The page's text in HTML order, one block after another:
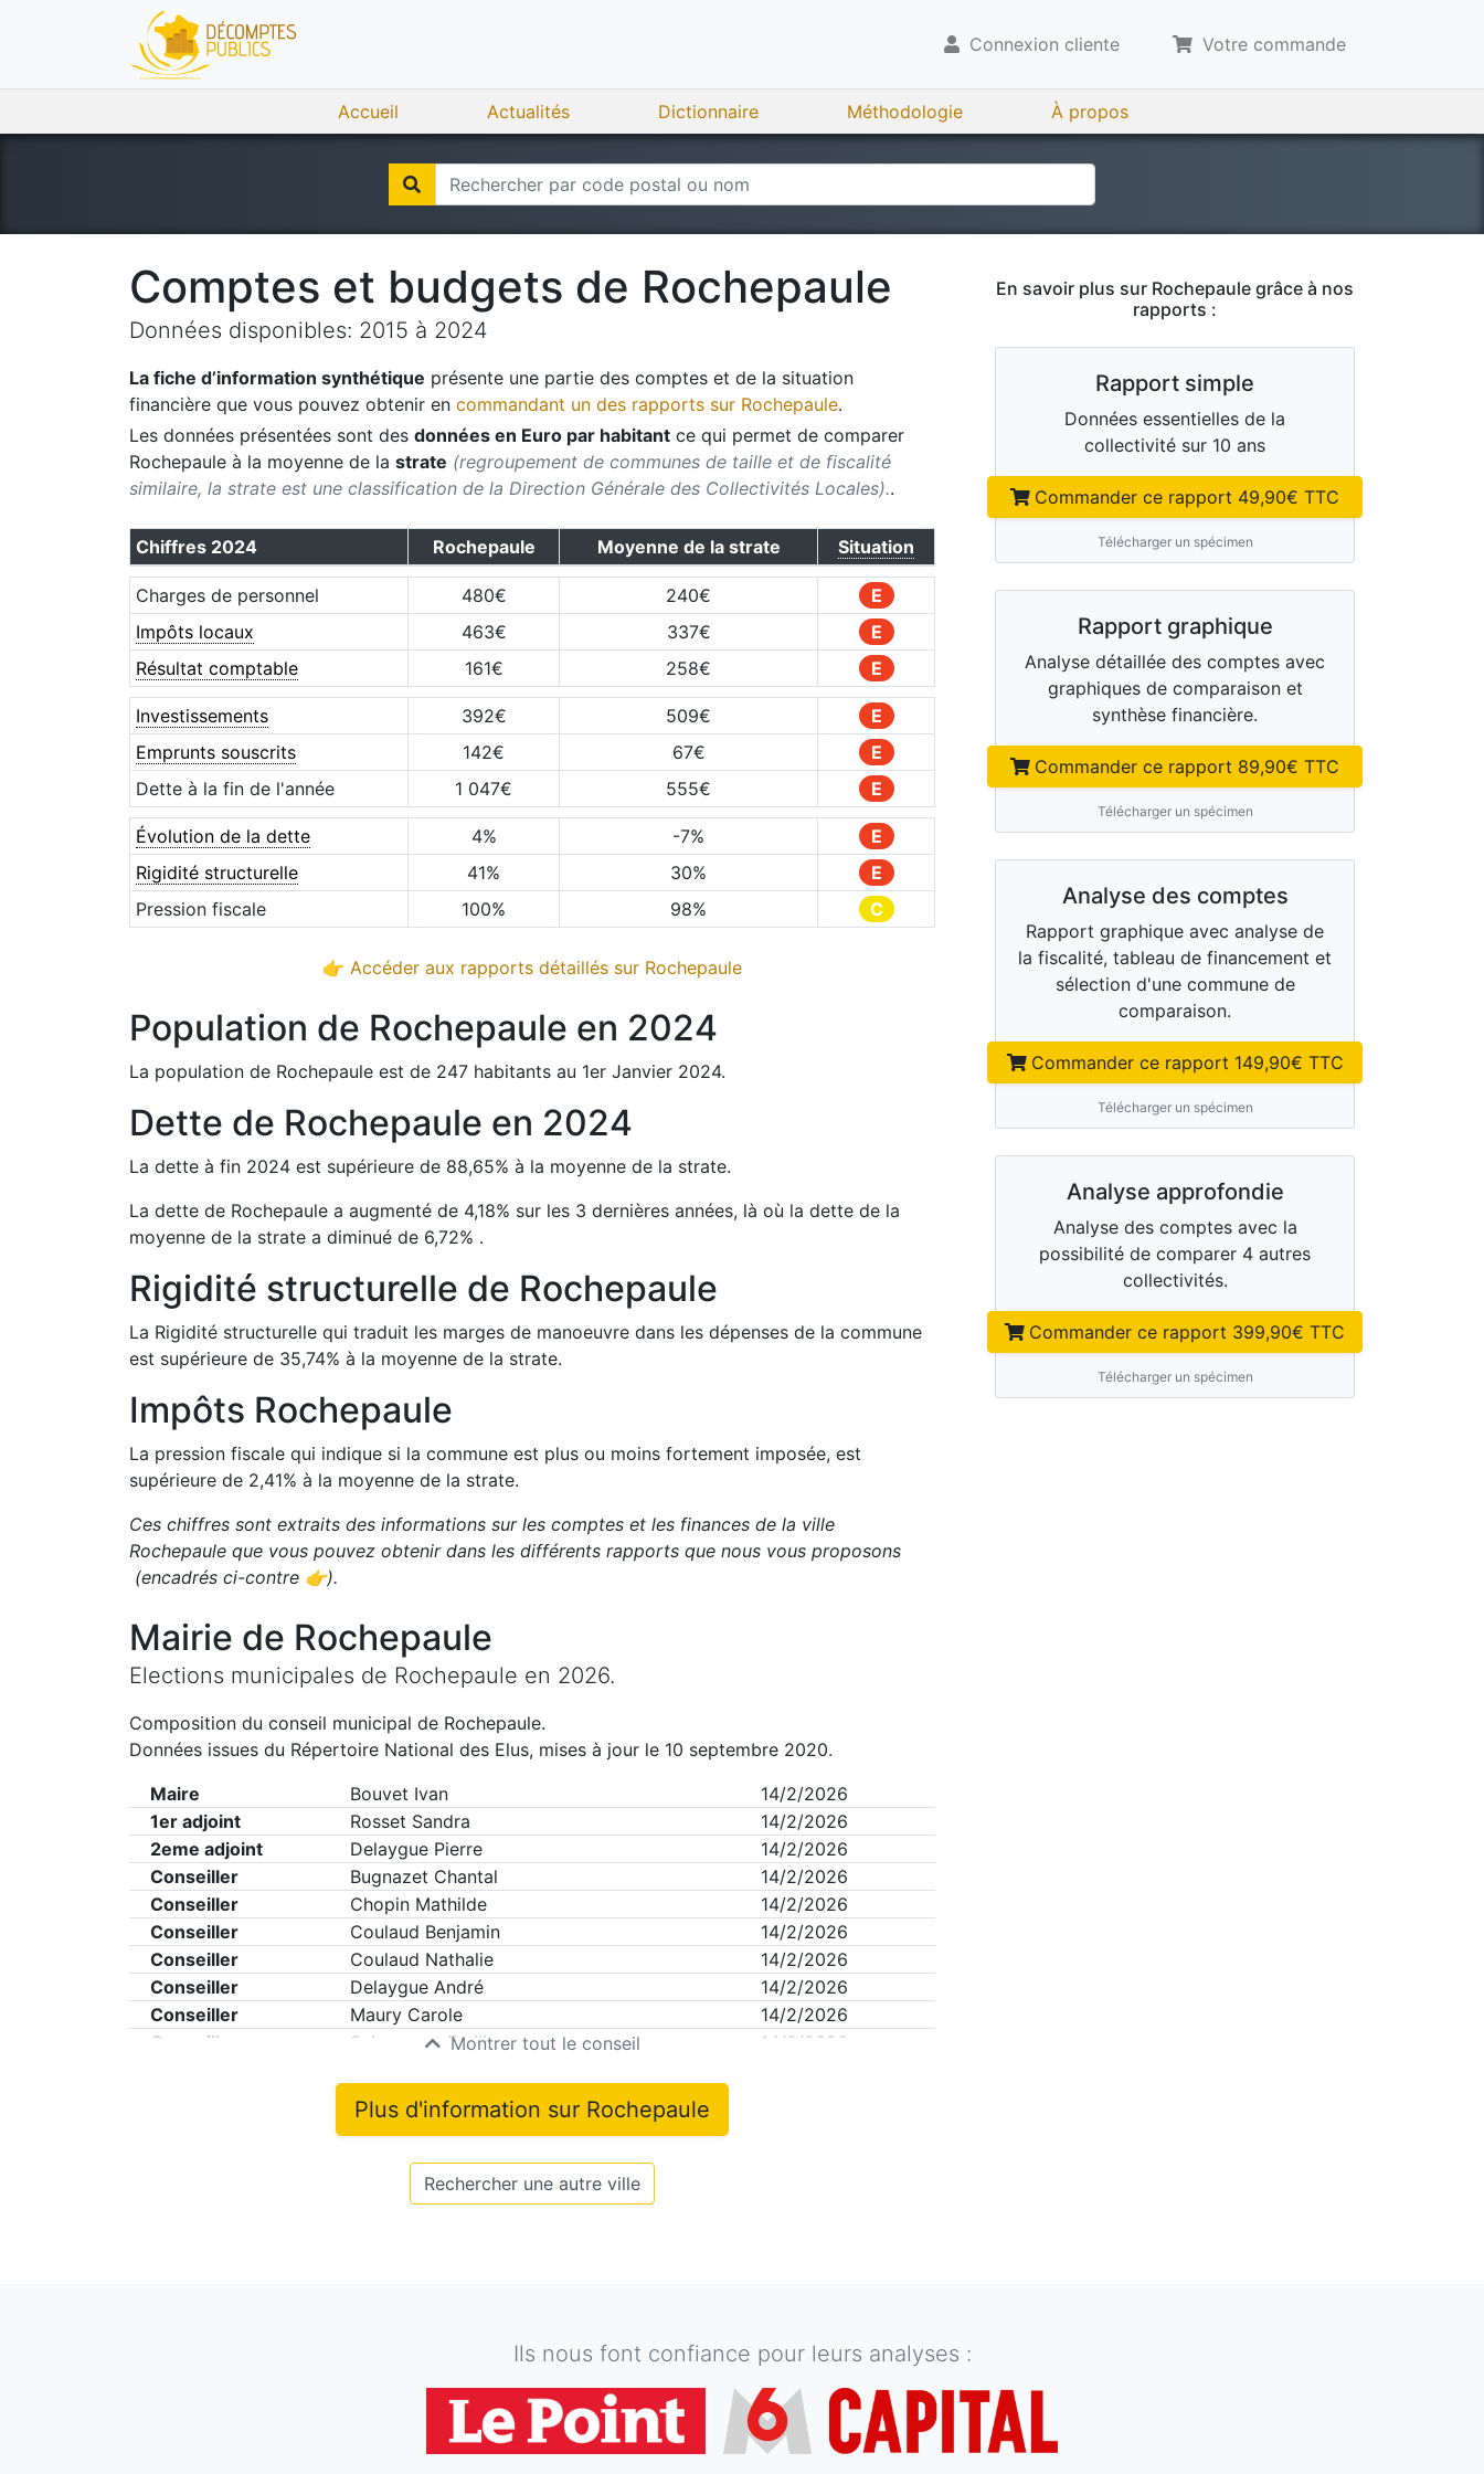
Connexion cliente Votre commande
Accueil Actualités Dictionnaire Méthodologie À propos
Comptes et budgets de Rochepaule
Données disponibles: 2015 à 2024
La fiche d’information synthétique présente une partie des comptes et de la situation
financière que vous pouvez obtenir en commandant un des rapports sur Rochepaule.
Les données présentées sont des données en Euro par habitant ce qui permet de comparer
Rochepaule à la moyenne de la strate (regroupement de communes de taille et de fiscalité
similaire, la strate est une classification de la Direction Générale des Collectivités Locales)..
Chiffres 2024 Rochepaule Moyenne de la strate Situation
Charges de personnel 480€ 240€
E
Impôts locaux
463€ 337€
E
Résultat comptable
161€ 258€ E
Investissements 392€ 509€
E
Emprunts souscrits
142€ 67€
E
Dette à la fin de l'année
1 047€ 555€ E
Évolution de la dette 4% -7%
E
Rigidité structurelle
41% 30%
E
Pression fiscale
100% 98% C
👉 Accéder aux rapports détaillés sur Rochepaule
Population de Rochepaule en 2024
La population de Rochepaule est de 247 habitants au 1er Janvier 2024.
Dette de Rochepaule en 2024
La dette à fin 2024 est supérieure de 88,65% à la moyenne de la strate.
La dette de Rochepaule a augmenté de 4,18% sur les 3 dernières années, là où la dette de la
moyenne de la strate a diminué de 6,72% .
Rigidité structurelle de Rochepaule
La Rigidité structurelle qui traduit les marges de manoeuvre dans les dépenses de la commune
est supérieure de 35,74% à la moyenne de la strate.
Impôts Rochepaule
La pression fiscale qui indique si la commune est plus ou moins fortement imposée, est
supérieure de 2,41% à la moyenne de la strate.
Ces chiffres sont extraits des informations sur les comptes et les finances de la ville
Rochepaule que vous pouvez obtenir dans les différents rapports que nous vous proposons
(encadrés ci-contre 👉).
Mairie de Rochepaule
Elections municipales de Rochepaule en 2026.
Composition du conseil municipal de Rochepaule.
Données issues du Répertoire National des Elus, mises à jour le 10 septembre 2020.
Maire
Bouvet Ivan
14/2/2026
1er adjoint
Rosset Sandra
14/2/2026
2eme adjoint
Delaygue Pierre
14/2/2026
Conseiller
Bugnazet Chantal
14/2/2026
Conseiller
Chopin Mathilde
14/2/2026
Conseiller
Coulaud Benjamin
14/2/2026
Conseiller
Coulaud Nathalie
14/2/2026
Conseiller
Delaygue André
14/2/2026
Conseiller
Maury Carole
14/2/2026
Conseiller
Seignovert Emilie 14/2/2026
Montrer tout le conseil
Plus d'information sur Rochepaule
Rechercher une autre ville
En savoir plus sur Rochepaule grâce à nos
rapports :
Rapport simple
Données essentielles de la
collectivité sur 10 ans
Commander ce rapport 49,90€ TTC
Télécharger un spécimen
Rapport graphique
Analyse détaillée des comptes avec
graphiques de comparaison et
synthèse financière.
Commander ce rapport 89,90€ TTC
Télécharger un spécimen
Analyse des comptes
Rapport graphique avec analyse de
la fiscalité, tableau de financement et
sélection d'une commune de
comparaison.
Commander ce rapport 149,90€ TTC
Télécharger un spécimen
Analyse approfondie
Analyse des comptes avec la
possibilité de comparer 4 autres
collectivités.
Commander ce rapport 399,90€ TTC
Télécharger un spécimen
Ils nous font confiance pour leurs analyses :